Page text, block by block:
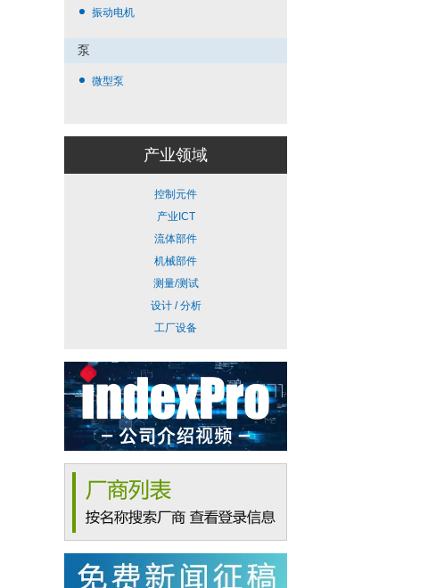
振动电机
泵
微型泵
产业领域
控制元件
产业ICT
流体部件
机械部件
测量/测试
设计 / 分析
工厂设备